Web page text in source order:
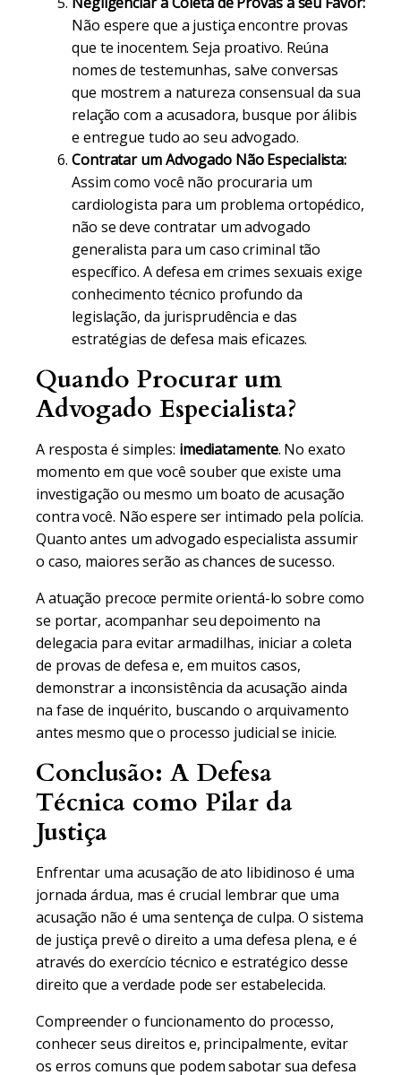
Não espere que a justiça encontre provas
que te inocentem. Seja proativo. Reúna
nomes de testemunhas, salve conversas
que mostrem a natureza consensual da sua
relação com a acusadora, busque por álibis
e entregue tudo ao seu advogado.
Contratar um Advogado Não Especialista:
Assim como você não procuraria um
cardiologista para um problema ortopédico,
não se deve contratar um advogado
generalista para um caso criminal tão
específico. A defesa em crimes sexuais exige
conhecimento técnico profundo da
legislação, da jurisprudência e das
estratégias de defesa mais eficazes.
Quando Procurar um
Advogado Especialista?
A resposta é simples: imediatamente. No exato
momento em que você souber que existe uma
investigação ou mesmo um boato de acusação
contra você. Não espere ser intimado pela polícia.
Quanto antes um advogado especialista assumir
o caso, maiores serão as chances de sucesso.
A atuação precoce permite orientá-lo sobre como
se portar, acompanhar seu depoimento na
delegacia para evitar armadilhas, iniciar a coleta
de provas de defesa e, em muitos casos,
demonstrar a inconsistência da acusação ainda
na fase de inquérito, buscando o arquivamento
antes mesmo que o processo judicial se inicie.
Conclusão: A Defesa
Técnica como Pilar da
Justiça
Enfrentar uma acusação de ato libidinoso é uma
jornada árdua, mas é crucial lembrar que uma
acusação não é uma sentença de culpa. O sistema
de justiça prevê o direito a uma defesa plena, e é
através do exercício técnico e estratégico desse
direito que a verdade pode ser estabelecida.
Compreender o funcionamento do processo,
conhecer seus direitos e, principalmente, evitar
os erros comuns que podem sabotar sua defesa